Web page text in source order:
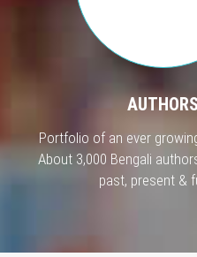
AUTHORS
Portfolio of an ever
About 3,000 Bengali
past, present &